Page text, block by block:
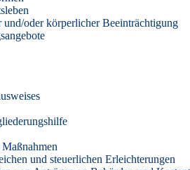
oder körperlicher Beeinträchtigung
und steuerlichen Erleichterungen